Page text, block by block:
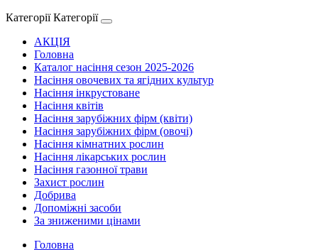
Категорії Категорії
АКЦІЯ
Головна
Каталог насіння сезон 2025-2026
Насіння овочевих та ягідних культур
Насіння інкрустоване
Насіння квітів
Насіння зарубіжних фірм (квіти)
Насіння зарубіжних фірм (овочі)
Насіння кімнатних рослин
Насіння лікарських рослин
Насіння газонної трави
Захист рослин
Добрива
Допоміжні засоби
За зниженими цінами
Головна